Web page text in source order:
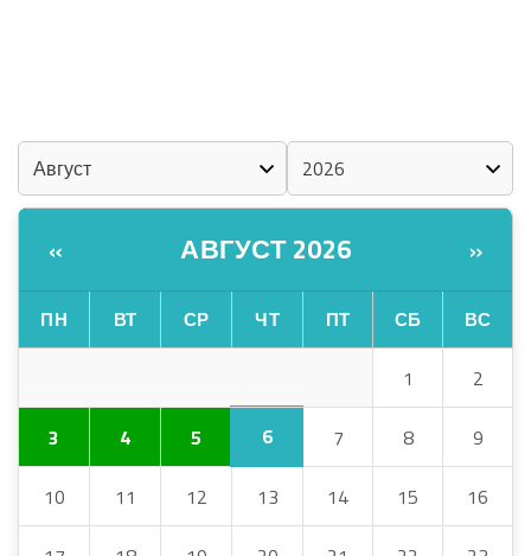
« АВГУСТ 2026 »
ПН ВТ СР ЧТ ПТ СБ ВС
1 2
3 4 5 6 7 8 9
10 11 12 13 14 15 16